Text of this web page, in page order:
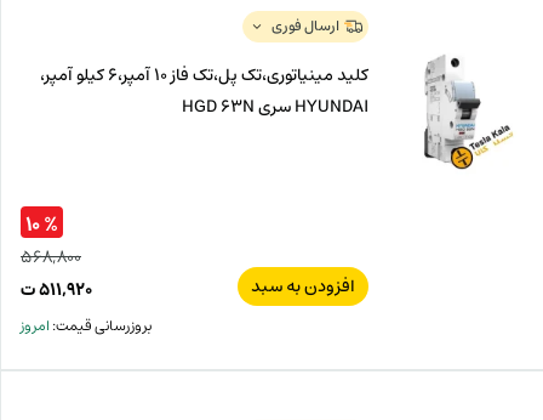
ارسال فوری
کلید مینیاتوری،تک پل،تک فاز 10 آمپر،6 کیلو آمپر،
HYUNDAI سری HGD 63N
افزودن به سبد
۵۶۸,۸۰۰
۵۱۱,۹۲۰ت
% ۱۰
بروزرسانی قیمت:امروز